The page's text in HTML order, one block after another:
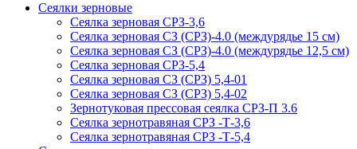
Сеялки зерновые
Сеялка зерновая СРЗ-3,6
Сеялка зерновая СЗ (СРЗ)-4.0 (междурядье 15 см)
Сеялка зерновая СЗ (СРЗ)-4.0 (междурядье 12,5 см)
Сеялка зерновая СРЗ-5,4
Сеялка зерновая СЗ (СРЗ) 5,4-01
Сеялка зерновая СЗ (СРЗ) 5,4-02
Зернотуковая прессовая сеялка СРЗ-П 3.6
Сеялка зернотравяная СРЗ -Т-3,6
Сеялка зернотравяная СРЗ -Т-5,4